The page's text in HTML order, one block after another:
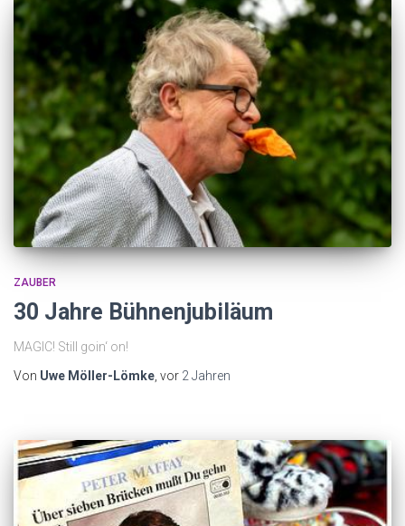
ZAUBER
30 Jahre Bühnenjubiläum
MAGIC! Still goin‘ on!
Von Uwe Möller-Lömke , vor 2 Jahren